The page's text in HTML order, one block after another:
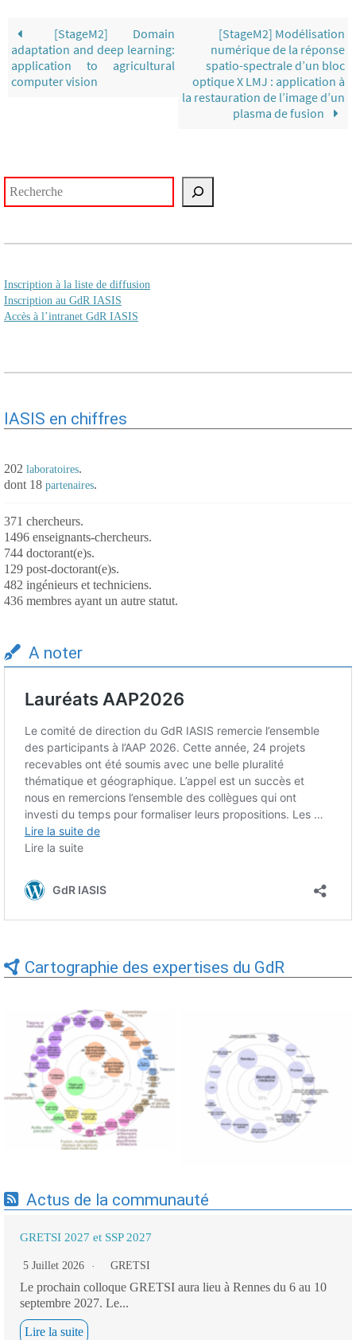
[StageM2] Domain
adaptation and deep learning:
application to agricultural
computer vision
[StageM2] Modélisation
numérique de la réponse
spatio-spectrale d’un bloc
optique X LMJ : application à
la restauration de l’image d’un
plasma de fusion
Inscription à la liste de diffusion
Inscription au GdR IASIS
Accès à l’intranet GdR IASIS
IASIS en chiffres
202 laboratoires.
dont 18 partenaires.
371 chercheurs.
1496 enseignants-chercheurs.
744 doctorant(e)s.
129 post-doctorant(e)s.
482 ingénieurs et techniciens.
436 membres ayant un autre statut.
A noter
Cartographie des expertises du GdR
Expertises du GdR -
cartographie par Axes -
19/09/2025
Expertises du GdR -
cartographie par mots-clés
applicatifs - 19/09/2025
Actus de la communauté
GRETSI 2027 et SSP 2027
5 Juillet 2026 GRETSI
Le prochain colloque GRETSI aura lieu à Rennes du 6 au 10
septembre 2027. Le...
Lire la suite